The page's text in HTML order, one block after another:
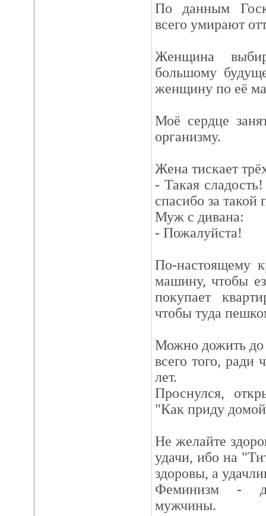
По данным
всего умирают
Женщина
большому
женщину по её
Моё сердце
организму.
Жена тискает
- Такая
спасибо за такой
Муж с дивана:
- Пожалуйста!
По-настоящему
машину, чтобы
покупает
чтобы туда
Можно дожить до
всего того, ради
лет.
Проснулся,
"Как приду
Не желайте
удачи, ибо на
здоровы, а
Феминизм -
мужчины.